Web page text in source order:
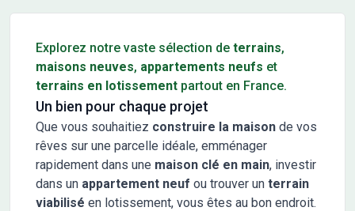
Explorez notre vaste sélection de terrains,
maisons neuves, appartements neufs et
terrains en lotissement partout en France.
Un bien pour chaque projet
Que vous souhaitiez construire la maison de vos
rêves sur une parcelle idéale, emménager
rapidement dans une maison clé en main, investir
dans un appartement neuf ou trouver un terrain
viabilisé en lotissement, vous êtes au bon endroit.